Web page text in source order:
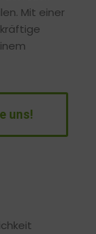
Mit einer
uns!